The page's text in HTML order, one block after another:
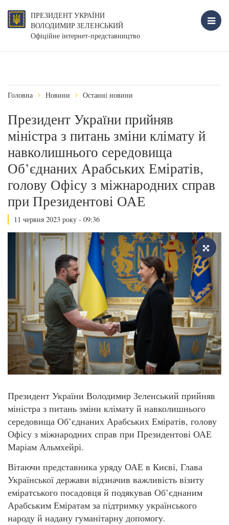
ПРЕЗИДЕНТ УКРАЇНИ
ВОЛОДИМИР ЗЕЛЕНСЬКИЙ
Офіційне інтернет-представництво
Головна Новини Останні новини
Президент України прийняв
міністра з питань зміни клімату й
навколишнього середовища
Об’єднаних Арабських Еміратів,
голову Офісу з міжнародних справ
при Президентові ОАЕ
11 червня 2023 року - 09:36
Президент України Володимир Зеленський прийняв
міністра з питань зміни клімату й навколишнього
середовища Об’єднаних Арабських Еміратів, голову
Офісу з міжнародних справ при Президентові ОАЕ
Маріам Альмхейрі.
Вітаючи представника уряду ОАЕ в Києві, Глава
Української держави відзначив важливість візиту
еміратського посадовця й подякував Об’єднаним
Арабським Еміратам за підтримку українського
народу й надану гуманітарну допомогу.